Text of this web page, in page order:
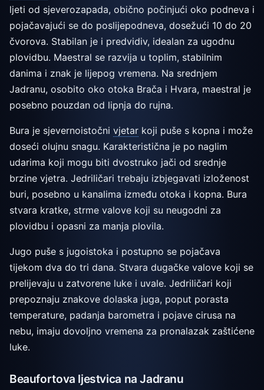
ljeti od sjeverozapada, obično počinjući oko podneva i
pojačavajući se do poslijepodneva, dosežući 10 do 20
čvorova. Stabilan je i predvidiv, idealan za ugodnu
plovidbu. Maestral se razvija u toplim, stabilnim
danima i znak je lijepog vremena. Na srednjem
Jadranu, osobito oko otoka Brača i Hvara, maestral je
posebno pouzdan od lipnja do rujna.
Bura je sjevernoistočni vjetar koji puše s kopna i može
doseći olujnu snagu. Karakteristična je po naglim
udarima koji mogu biti dvostruko jači od srednje
brzine vjetra. Jedriličari trebaju izbjegavati izloženost
buri, posebno u kanalima između otoka i kopna. Bura
stvara kratke, strme valove koji su neugodni za
plovidbu i opasni za manja plovila.
Jugo puše s jugoistoka i postupno se pojačava
tijekom dva do tri dana. Stvara dugačke valove koji se
prelijevaju u zatvorene luke i uvale. Jedriličari koji
prepoznaju znakove dolaska juga, poput porasta
temperature, padanja barometra i pojave cirusa na
nebu, imaju dovoljno vremena za pronalazak zaštićene
luke.
Beaufortova ljestvica na Jadranu